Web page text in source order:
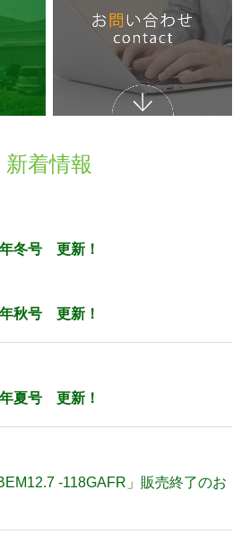
新着情報
冬号 更新！
秋号 更新！
夏号 更新！
-118GAFR」販売終了のお